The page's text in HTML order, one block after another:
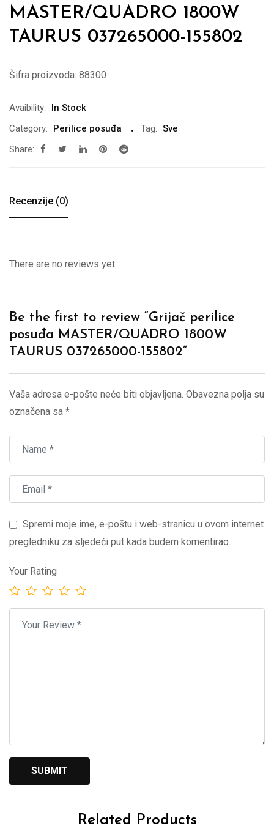
MASTER/QUADRO 1800W
TAURUS 037265000-155802
Šifra proizvoda: 88300
Avaibility:
In Stock
Category:
Perilice posuđa Tag: Sve
Share:
Recenzije (0)
There are no reviews yet.
Be the first to review “Grijač perilice
posuđa MASTER/QUADRO 1800W
TAURUS 037265000-155802”
Vaša adresa e-pošte neće biti objavljena. Obavezna polja su
označena sa *
Spremi moje ime, e-poštu i web-stranicu u ovom internet
pregledniku za sljedeći put kada budem komentirao.
Your Rating
Related Products